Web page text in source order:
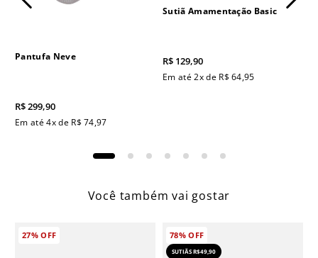
Pantufa Neve
R$299,90
Em até4x de R$ 74,97
Sutiã Amamentação Basic
R$ 129,90
Em até2x de R$ 64,95
Você também vai gostar
27%OFF 78%OFF
SUTIÃS R$49,90